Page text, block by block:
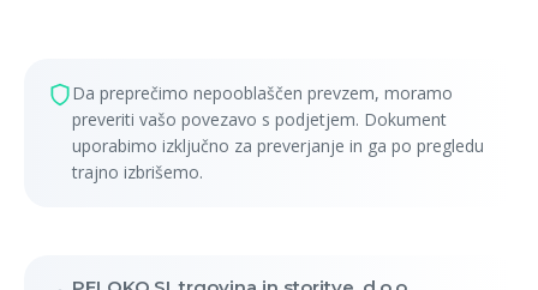
Da preprečimo nepooblaščen prevzem, moramo
preveriti vašo povezavo s podjetjem. Dokument
uporabimo izključno za preverjanje in ga po pregledu
trajno izbrišemo.